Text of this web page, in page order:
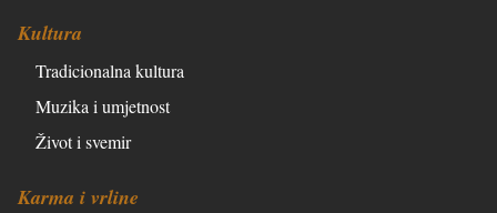
Kultura
Tradicionalna kultura
Muzika i umjetnost
Život i svemir
Karma i vrline